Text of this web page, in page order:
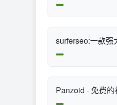
surferseo:一款
Panzoid - 免费